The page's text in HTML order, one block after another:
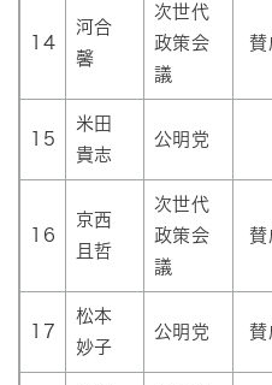
14
河合
馨
次世代
政策会
議
賛
15
米田
貴志
公明党
16
京西
且哲
次世代
政策会
議
賛
17
松本
妙子
公明党 賛